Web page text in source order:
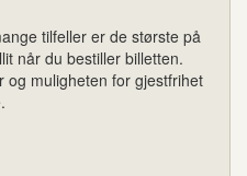
tilfeller er de største på
når du bestiller billetten.
og muligheten for gjestfrihet